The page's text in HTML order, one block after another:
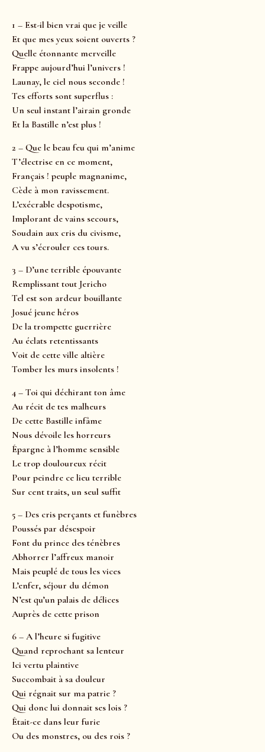
1 – Est-il bien vrai que je veille
Et que mes yeux soient ouverts ?
Quelle étonnante merveille
Frappe aujourd’hui l’univers !
Launay, le ciel nous seconde !
Tes efforts sont superflus :
Un seul instant l’airain gronde
Et la Bastille n’est plus !
2 – Que le beau feu qui m’anime
T’électrise en ce moment,
Français ! peuple magnanime,
Cède à mon ravissement.
L’exécrable despotisme,
Implorant de vains secours,
Soudain aux cris du civisme,
A vu s’écrouler ces tours.
3 – D’une terrible épouvante
Remplissant tout Jericho
Tel est son ardeur bouillante
Josué jeune héros
De la trompette guerrière
Au éclats retentissants
Voit de cette ville altière
Tomber les murs insolents !
4 – Toi qui déchirant ton âme
Au récit de tes malheurs
De cette Bastille infâme
Nous dévoile les horreurs
Épargne à l’homme sensible
Le trop douloureux récit
Pour peindre ce lieu terrible
Sur cent traits, un seul suffit
5 – Des cris perçants et funèbres
Poussés par désespoir
Font du prince des ténèbres
Abhorrer l’affreux manoir
Mais peuplé de tous les vices
L’enfer, séjour du démon
N’est qu’un palais de délices
Auprès de cette prison
6 – A l’heure si fugitive
Quand reprochant sa lenteur
Ici vertu plaintive
Succombait à sa douleur
Qui régnait sur ma patrie ?
Qui donc lui donnait ses lois ?
Était-ce dans leur furie
Ou des monstres, ou des rois ?